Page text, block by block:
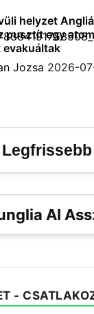
helyzet
pusztít egy
evakuáltak
Jozsa 2026-
AI
-